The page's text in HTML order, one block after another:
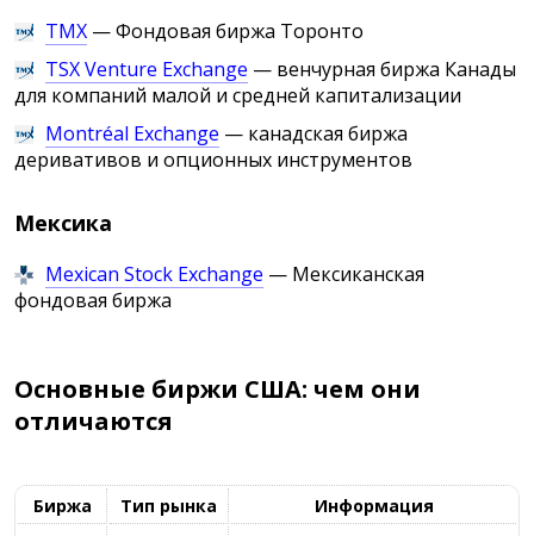
TMX — Фондовая биржа Торонто
TSX Venture Exchange — венчурная биржа Канады
для компаний малой и средней капитализации
Montréal Exchange — канадская биржа
деривативов и опционных инструментов
Мексика
Mexican Stock Exchange — Мексиканская
фондовая биржа
Основные биржи США: чем они
отличаются
Биржа Тип рынка Информация